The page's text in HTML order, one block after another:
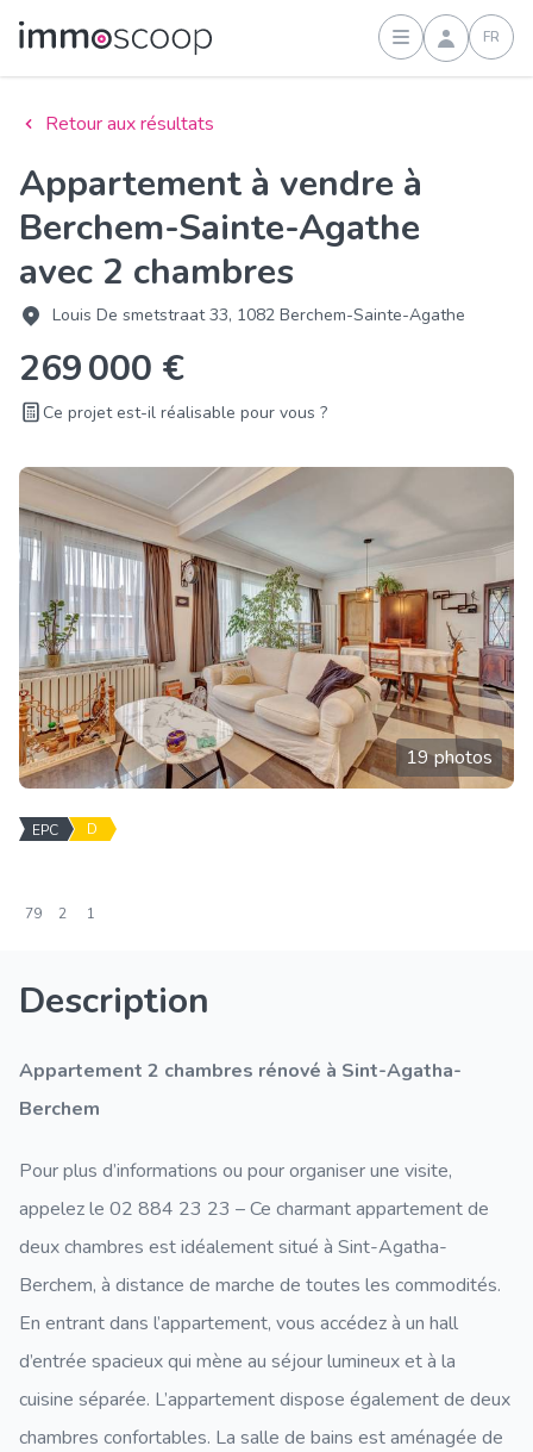
Connexion
FR
Retour aux résultats
Appartement à vendre à
Berchem-Sainte-Agathe
avec 2 chambres
Louis De smetstraat 33, 1082 Berchem-Sainte-Agathe
269 000 €
Ce projet est-il réalisable pour vous ?
19 photos
EPC D
79 2 1
Description
Appartement 2 chambres rénové à Sint-Agatha-
Berchem
Pour plus d’informations ou pour organiser une visite,
appelez le 02 884 23 23 – Ce charmant appartement de
deux chambres est idéalement situé à Sint-Agatha-
Berchem, à distance de marche de toutes les commodités.
En entrant dans l’appartement, vous accédez à un hall
d’entrée spacieux qui mène au séjour lumineux et à la
cuisine séparée. L’appartement dispose également de deux
chambres confortables. La salle de bains est aménagée de